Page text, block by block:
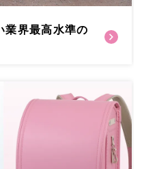
業界最高水準の